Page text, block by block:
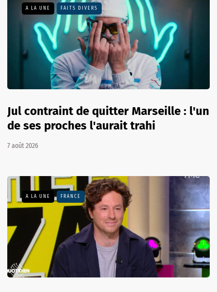
A LA UNE FAITS DIVERS
Jul contraint de quitter Marseille : l'un
de ses proches l'aurait trahi
7 août 2026
A LA UNE FRANCE